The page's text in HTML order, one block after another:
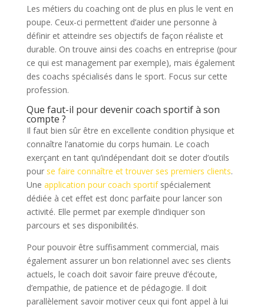
Les métiers du coaching ont de plus en plus le vent en
poupe. Ceux-ci permettent d’aider une personne à
définir et atteindre ses objectifs de façon réaliste et
durable. On trouve ainsi des coachs en entreprise (pour
ce qui est management par exemple), mais également
des coachs spécialisés dans le sport. Focus sur cette
profession.
Que faut-il pour devenir coach sportif à son
compte ?
Il faut bien sûr être en excellente condition physique et
connaître l’anatomie du corps humain. Le coach
exerçant en tant qu’indépendant doit se doter d’outils
pour se faire connaître et trouver ses premiers clients.
Une application pour coach sportifspécialement
dédiée à cet effet est donc parfaite pour lancer son
activité. Elle permet par exemple d’indiquer son
parcours et ses disponibilités.
Pour pouvoir être suffisamment commercial, mais
également assurer un bon relationnel avec ses clients
actuels, le coach doit savoir faire preuve d’écoute,
d’empathie, de patience et de pédagogie. Il doit
parallèlement savoir motiver ceux qui font appel à lui